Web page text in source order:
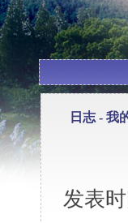
日志 - 我
发表